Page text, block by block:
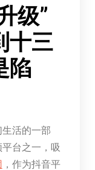
级”
十三
陷
活的一部
台之一，吸
，作为抖音平